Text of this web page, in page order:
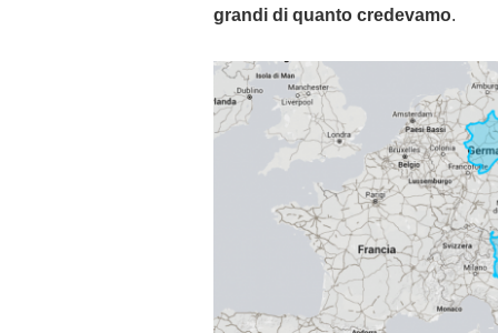
grandi di quanto credevamo.